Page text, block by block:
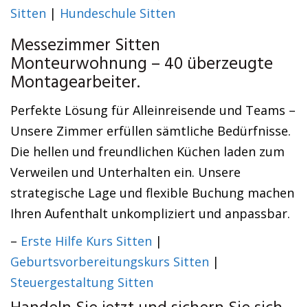
Sitten | Hundeschule Sitten
Messezimmer Sitten
Monteurwohnung – 40 überzeugte
Montagearbeiter.
Perfekte Lösung für Alleinreisende und Teams –
Unsere Zimmer erfüllen sämtliche Bedürfnisse.
Die hellen und freundlichen Küchen laden zum
Verweilen und Unterhalten ein. Unsere
strategische Lage und flexible Buchung machen
Ihren Aufenthalt unkompliziert und anpassbar.
– Erste Hilfe Kurs Sitten |
Geburtsvorbereitungskurs Sitten |
Steuergestaltung Sitten